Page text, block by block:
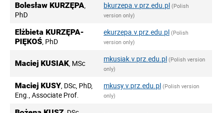
Bolesław KURZĘPA,
PhD
bkurzepa.v.prz.edu.pl (Polish
version only)
Elżbieta KURZĘPA-
PIĘKOŚ, PhD
ekurzepa.v.prz.edu.pl (Polish
version only)
Maciej KUSIAK, MSc mkusiak.v.prz.edu.pl (Polish version
only)
Maciej KUSY, DSc, PhD,
Eng., Associate Prof.
mkusy.v.prz.edu.pl (Polish version
only)